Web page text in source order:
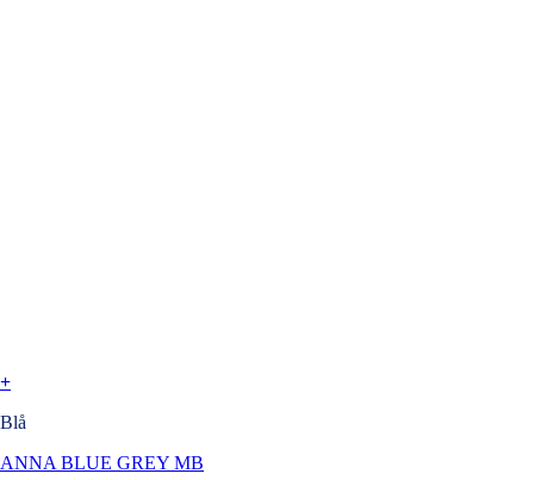
+
Blå
ANNA BLUE GREY MB